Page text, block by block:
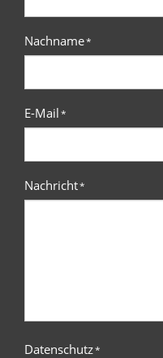
Nachname*
E-Mail*
Nachricht*
Datenschutz*